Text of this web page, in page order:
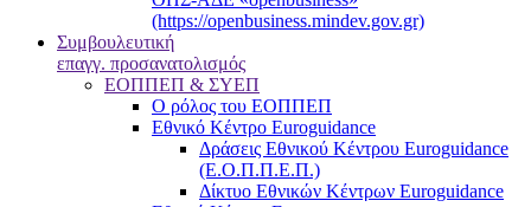
(https://openbusiness.mindev.gov.gr)
Συμβουλευτική
επαγγ. προσανατολισμός
ΕΟΠΠΕΠ & ΣΥΕΠ
Ο ρόλος του ΕΟΠΠΕΠ
Εθνικό Κέντρο Euroguidance
Δράσεις Εθνικού Κέντρου Euroguidance
(Ε.Ο.Π.Π.Ε.Π.)
Δίκτυο Εθνικών Κέντρων Euroguidance